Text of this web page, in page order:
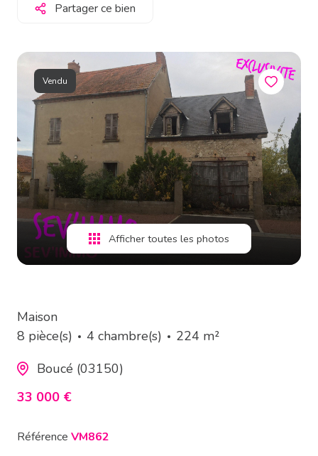
location
vendus
estimation
alerte
e-
mail
contact
Partager ce bien
Vendu
Afficher toutes les photos
Maison
8 pièce(s)
4 chambre(s)
224 m²
Boucé (03150)
33 000 €
Référence VM862